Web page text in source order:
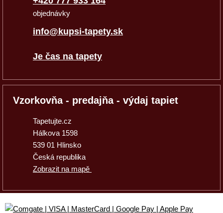
objednávky
info@kupsi-tapety.sk
Je čas na tapety
Vzorkovňa - predajňa - výdaj tapiet
Tapetujte.cz
Hálkova 1598
539 01 Hlinsko
Česká republika
Zobrazit na mapě